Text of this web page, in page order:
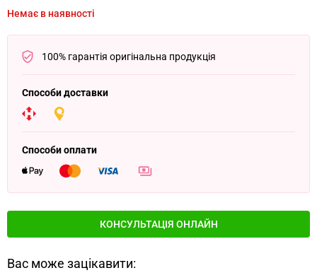
Немає в наявності
100% гарантія оригінальна продукція
Способи доставки
Способи оплати
КОНСУЛЬТАЦІЯ ОНЛАЙН
Вас може зацікавити: